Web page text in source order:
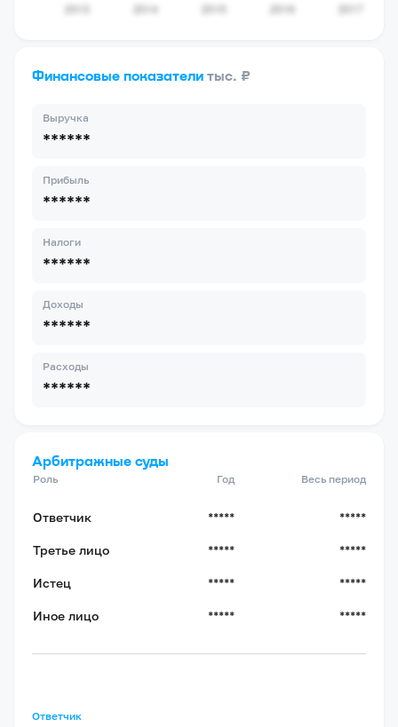
Финансовые показатели тыс. ₽
Выручка
******
Прибыль
******
Налоги
******
Доходы
******
Расходы
******
Арбитражные суды
Роль Год Весь период
Ответчик ***** *****
Третье лицо ***** *****
Истец ***** *****
Иное лицо ***** *****
Ответчик